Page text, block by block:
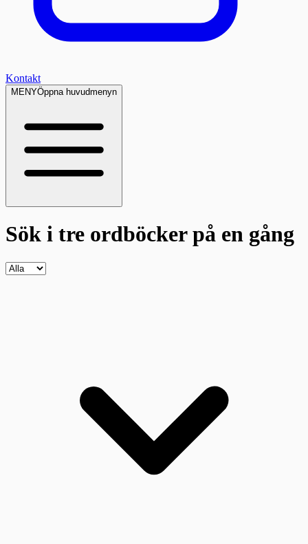
Kontakt
MENYÖppna huvudmenyn
Sök i tre ordböckerpå en gång